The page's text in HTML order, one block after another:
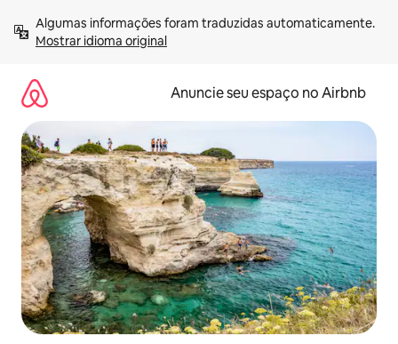
para
Mostrar idioma original
Anuncie seu espaço no Airbnb